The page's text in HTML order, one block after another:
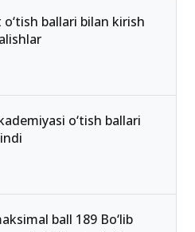
ballari bilan kirish
o‘tish ballari
ball 189 Bo‘lib